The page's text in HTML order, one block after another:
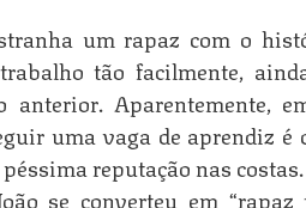
um rapaz com o
tão facilmente,
anterior. Aparentemente,
uma vaga de aprendiz
reputação nas costas.
se converteu em